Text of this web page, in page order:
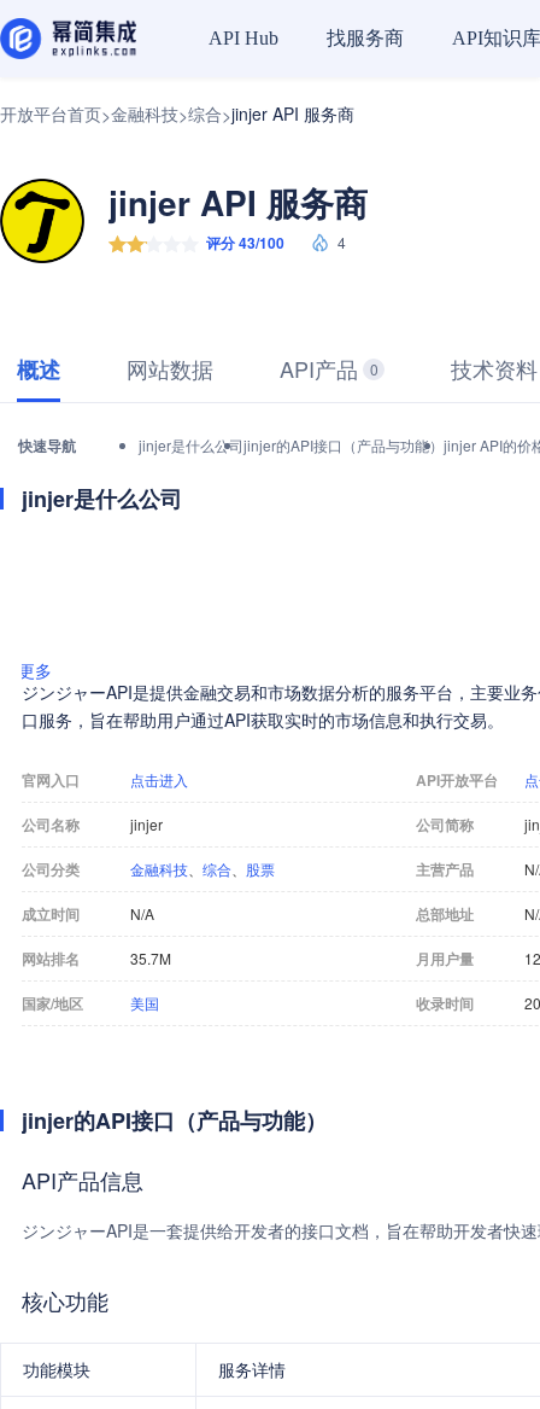
API Hub 找服务商 API知识库
开放平台首页>金融科技>综合>jinjer API 服务商
jinjer API 服务商
评分 43/100 4
概述 网站数据 API产品 0 技术资料
快速导航 jinjer是什么公司jinjer的API接口（产品与功能） jinjer API的价
jinjer是什么公司
更多
ジンジャーAPI是提供金融交易和市场数据分析的服务平台，主要业
口服务，旨在帮助用户通过API获取实时的市场信息和执行交易。
官网入口 点击进入 API开放平台
公司名称 jinjer 公司简称
公司分类 金融科技 综合 股票 主营产品
成立时间 N/A 总部地址
网站排名 35.7M 月用户量
国家/地区 美国 收录时间
jinjer的API接口（产品与功能）
API产品信息
ジンジャーAPI是一套提供给开发者的接口文档，旨在帮助开发者快
核心功能
功能模块 服务详情